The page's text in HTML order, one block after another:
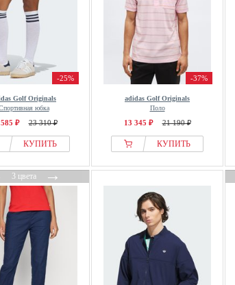
-25%
Golf Originals
юбка
₽ 23 310 ₽
КУПИТЬ
-37%
adidas Golf Originals
Поло
13 345 ₽ 21 190 ₽
КУПИТЬ
3 цвета→